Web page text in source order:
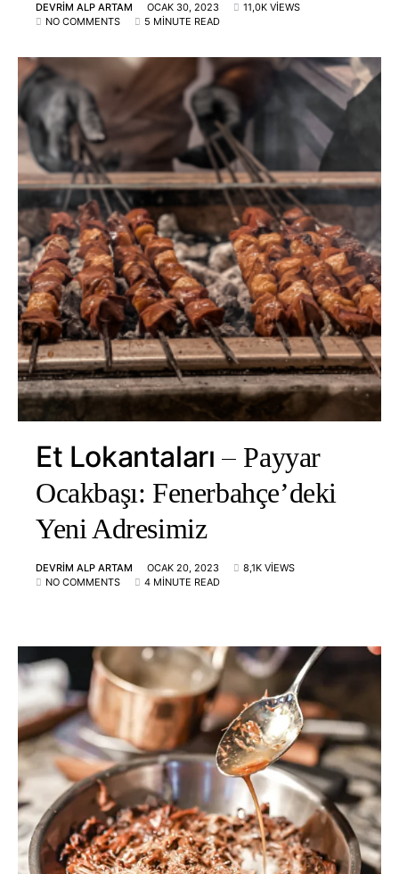
DEVRIM ALP ARTAM OCAK 30, 2023
11,0K VIEWS
NO COMMENTS
5 MINUTE READ
Et Lokantaları
Payyar
Ocakbaşı: Fenerbahçe’deki
Yeni Adresimiz
DEVRIM ALP ARTAM OCAK 20, 2023
8,1K VIEWS
NO COMMENTS
4 MINUTE READ